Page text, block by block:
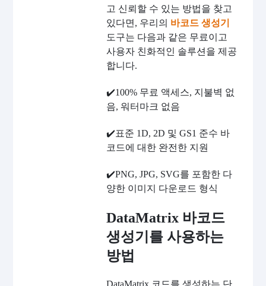
고 신뢰할 수 있는 방법을 찾고
있다면, 우리의 바코드 생성기
도구는 다음과 같은 무료이고
사용자 친화적인 솔루션을 제공
합니다.
✔️100% 무료 액세스, 지불벽 없
음, 워터마크 없음
✔️표준 1D, 2D 및 GS1 준수 바
코드에 대한 완전한 지원
✔️PNG, JPG, SVG를 포함한 다
양한 이미지 다운로드 형식
DataMatrix 바코드
생성기를 사용하는
방법
DataMatrix 코드를 생성하는 단